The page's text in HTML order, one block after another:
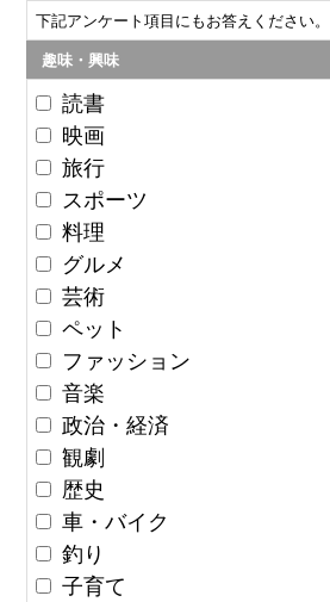
下記アンケート項目にもお答えください。
趣味・興味
読書
映画
旅行
スポーツ
料理
グルメ
芸術
ペット
ファッション
音楽
政治・経済
観劇
歴史
車・バイク
釣り
子育て